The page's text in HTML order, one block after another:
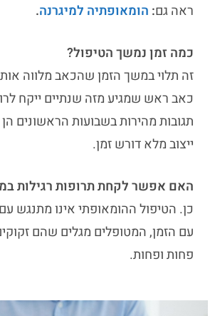
ראה גם: הומאופתיה למיגרנה.
כמה זמן נמשך הטיפול?
זה תלוי במשך הזמן שהכאב מלווה
כאב ראש שמגיע מזה שנתיים ייקח
תגובות מהירות בשבועות הראשונים
ייצוב מלא דורש זמן.
האם אפשר לקחת תרופות רגילות
כן. הטיפול ההומאופתי אינו מתנגש
עם הזמן, המטופלים מגלים שהם
פחות ופחות.